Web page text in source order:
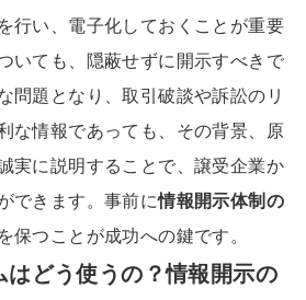
行い、電子化しておくことが重要
いても、隠蔽せずに開示すべきで
問題となり、取引破談や訴訟のリ
な情報であっても、その背景、原
実に説明することで、譲受企業か
できます。事前に情報開示体制の
保つことが成功への鍵です。
はどう使うの？情報開示の